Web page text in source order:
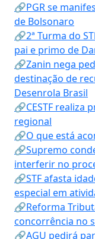
🔗PGR se
de Bolsonaro
🔗2ª Turma do
pai e primo de
🔗Zanin nega
destinação de
Desenrola Brasil
🔗CESTF realiza
regional
🔗O que está
🔗Supremo
interferir no
🔗STF afasta
especial em
🔗Reforma
concorrência no
🔗AGU pedirá